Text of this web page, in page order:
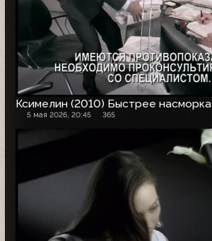
Ксимелин (2010) Быстрее насморка
5 мая 2026, 20:45 365